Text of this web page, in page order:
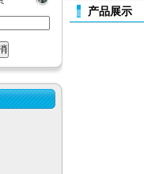
产品展示